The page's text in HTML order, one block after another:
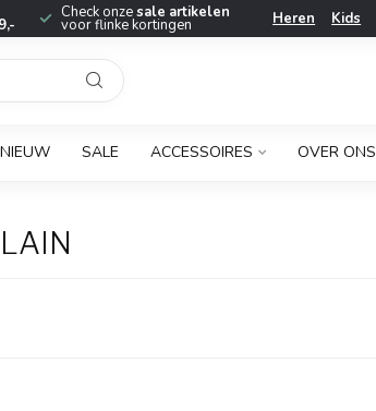
Check onzesale artikelen
voor flinke kortingen Heren Kids
NIEUW SALE ACCESSOIRES OVER ONS